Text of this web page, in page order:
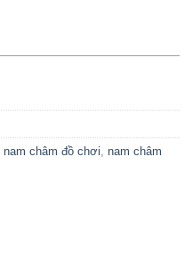
nam châm đồ chơi, nam châm